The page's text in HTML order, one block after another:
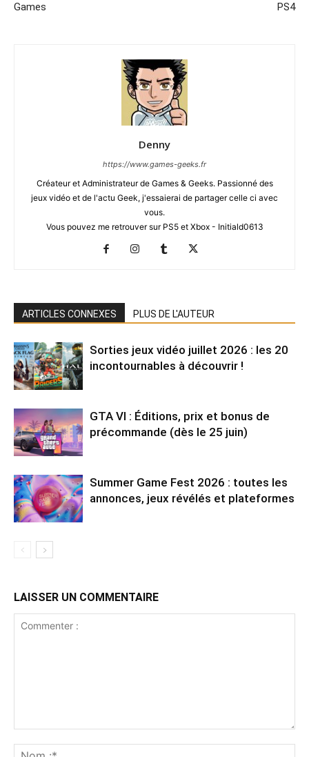
Games PS4
Denny
https://www.games-geeks.fr
Créateur et Administrateur de Games & Geeks. Passionné des
jeux vidéo et de l'actu Geek, j'essaierai de partager celle ci avec
vous.
Vous pouvez me retrouver sur PS5 et Xbox - Initiald0613
ARTICLES CONNEXES PLUS DE L'AUTEUR
Sorties jeux vidéo juillet 2026 : les 20
incontournables à découvrir !
GTA VI : Éditions, prix et bonus de
précommande (dès le 25 juin)
Summer Game Fest 2026 : toutes les
annonces, jeux révélés et plateformes
LAISSER UN COMMENTAIRE